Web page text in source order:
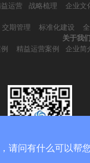
运营
战略梳理
企业文
交期管理 标准化建设
精益运营案例
关于我们
企业简
请问有什么可以帮